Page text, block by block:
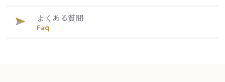
よくある質問
Faq